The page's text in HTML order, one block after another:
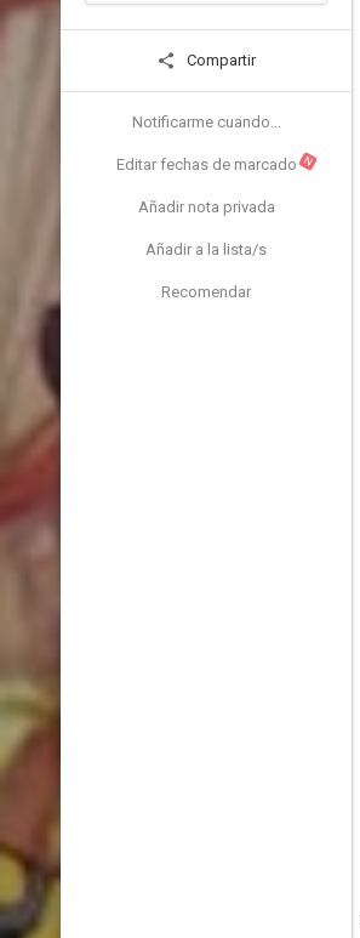
Compartir
Notificarme cuando...
Editar fechas de marcado N
Añadir nota privada
Añadir a la lista/s
Recomendar